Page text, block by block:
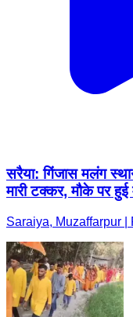
सरैया: गिंजास मलंग
मारी टक्कर, मौके पर हुई
Saraiya, Muzaffarpur |